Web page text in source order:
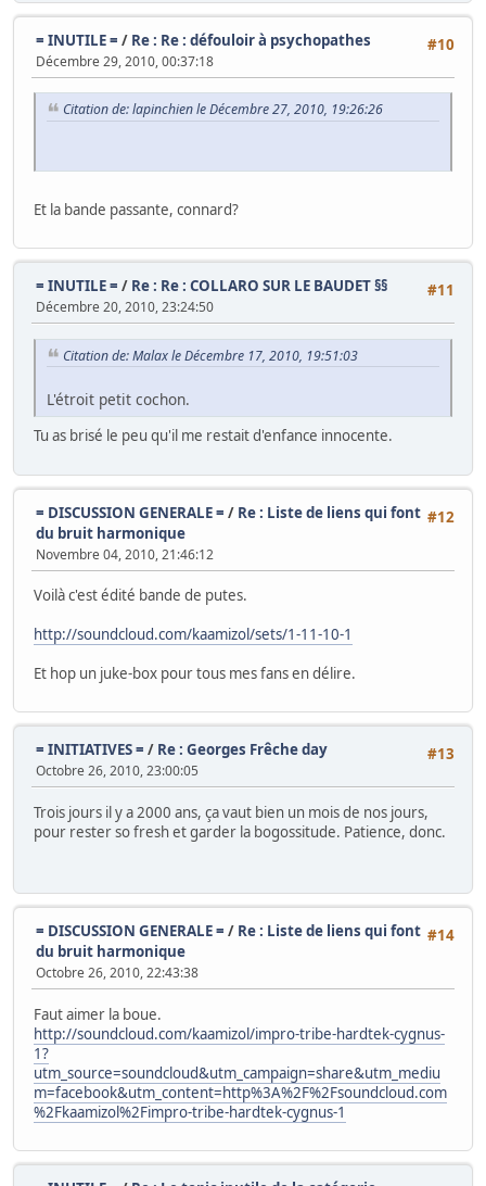
#10
= INUTILE = / Re : Re : défouloir à psychopathes
Décembre 29, 2010, 00:37:18
Citation de: lapinchien le Décembre 27, 2010, 19:26:26
Et la bande passante, connard?
#11
= INUTILE = / Re : Re : COLLARO SUR LE BAUDET §§
Décembre 20, 2010, 23:24:50
Citation de: Malax le Décembre 17, 2010, 19:51:03
L'étroit petit cochon.
Tu as brisé le peu qu'il me restait d'enfance innocente.
#12
= DISCUSSION GENERALE = / Re : Liste de liens qui font
du bruit harmonique
Novembre 04, 2010, 21:46:12
Voilà c'est édité bande de putes.
http://soundcloud.com/kaamizol/sets/1-11-10-1
Et hop un juke-box pour tous mes fans en délire.
#13
= INITIATIVES = / Re : Georges Frêche day
Octobre 26, 2010, 23:00:05
Trois jours il y a 2000 ans, ça vaut bien un mois de nos jours,
pour rester so fresh et garder la bogossitude. Patience, donc.
#14
= DISCUSSION GENERALE = / Re : Liste de liens qui font
du bruit harmonique
Octobre 26, 2010, 22:43:38
Faut aimer la boue.
http://soundcloud.com/kaamizol/impro-tribe-hardtek-cygnus-
1?
utm_source=soundcloud&utm_campaign=share&utm_mediu
m=facebook&utm_content=http%3A%2F%2Fsoundcloud.com
%2Fkaamizol%2Fimpro-tribe-hardtek-cygnus-1